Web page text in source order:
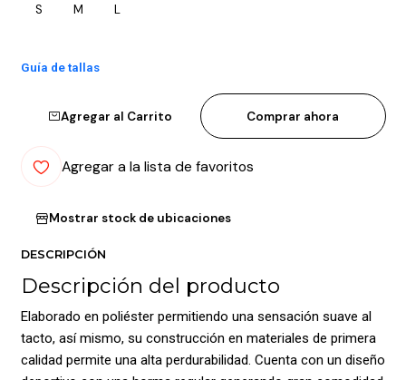
S M L
Guía de tallas
Agregar al Carrito Comprar ahora
Agregar a la lista de favoritos
Mostrar stock de ubicaciones
DESCRIPCIÓN
Descripción del producto
Elaborado en poliéster permitiendo una sensación suave al
tacto, así mismo, su construcción en materiales de primera
calidad permite una alta perdurabilidad. Cuenta con un diseño